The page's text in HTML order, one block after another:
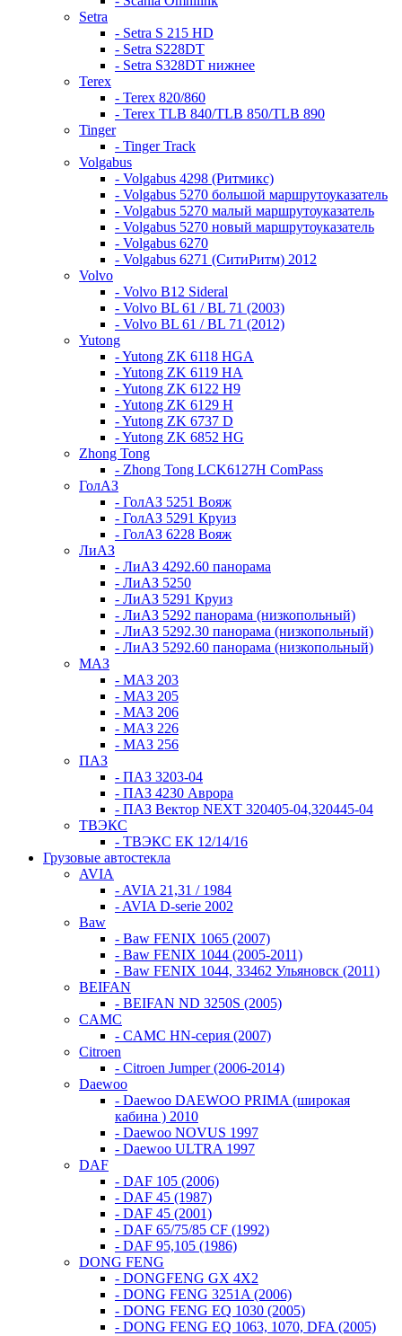
Setra
- Setra S 215 HD
- Setra S228DT
- Setra S328DT нижнее
Terex
- Terex 820/860
- Terex TLB 840/TLB 850/TLB 890
Tinger
- Tinger Track
Volgabus
- Volgabus 4298 (Ритмикс)
- Volgabus 5270 большой маршрутоуказатель
- Volgabus 5270 малый маршрутоуказатель
- Volgabus 5270 новый маршрутоуказатель
- Volgabus 6270
- Volgabus 6271 (СитиРитм) 2012
Volvo
- Volvo B12 Sideral
- Volvo BL 61 / BL 71 (2003)
- Volvo BL 61 / BL 71 (2012)
Yutong
- Yutong ZK 6118 HGA
- Yutong ZK 6119 HA
- Yutong ZK 6122 H9
- Yutong ZK 6129 H
- Yutong ZK 6737 D
- Yutong ZK 6852 HG
Zhong Tong
- Zhong Tong LCK6127H ComPass
ГолАЗ
- ГолАЗ 5251 Вояж
- ГолАЗ 5291 Круиз
- ГолАЗ 6228 Вояж
ЛиАЗ
- ЛиАЗ 4292.60 панорама
- ЛиАЗ 5250
- ЛиАЗ 5291 Круиз
- ЛиАЗ 5292 панорама (низкопольный)
- ЛиАЗ 5292.30 панорама (низкопольный)
- ЛиАЗ 5292.60 панорама (низкопольный)
МАЗ
- МАЗ 203
- МАЗ 205
- МАЗ 206
- МАЗ 226
- МАЗ 256
ПАЗ
- ПАЗ 3203-04
- ПАЗ 4230 Аврора
- ПАЗ Вектор NEXT 320405-04,320445-04
ТВЭКС
- ТВЭКС ЕК 12/14/16
Грузовые автостекла
AVIA
- AVIA 21,31 / 1984
- AVIA D-serie 2002
Baw
- Baw FENIX 1065 (2007)
- Baw FENIX 1044 (2005-2011)
- Baw FENIX 1044, 33462 Ульяновск (2011)
BEIFAN
- BEIFAN ND 3250S (2005)
CAMC
- CAMC HN-серия (2007)
Citroen
- Citroen Jumper (2006-2014)
Daewoo
- Daewoo DAEWOO PRIMA (широкая
кабина ) 2010
- Daewoo NOVUS 1997
- Daewoo ULTRA 1997
DAF
- DAF 105 (2006)
- DAF 45 (1987)
- DAF 45 (2001)
- DAF 65/75/85 CF (1992)
- DAF 95,105 (1986)
DONG FENG
- DONGFENG GX 4X2
- DONG FENG 3251A (2006)
- DONG FENG EQ 1030 (2005)
- DONG FENG EQ 1063, 1070, DFA (2005)